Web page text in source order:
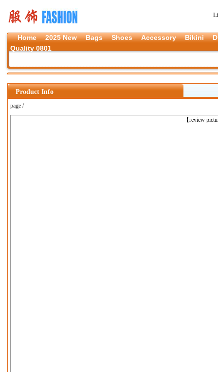
Home 2025 New Bags Shoes Accessory Bikini
Quality 0801
Product Info
page /
【review
上一张